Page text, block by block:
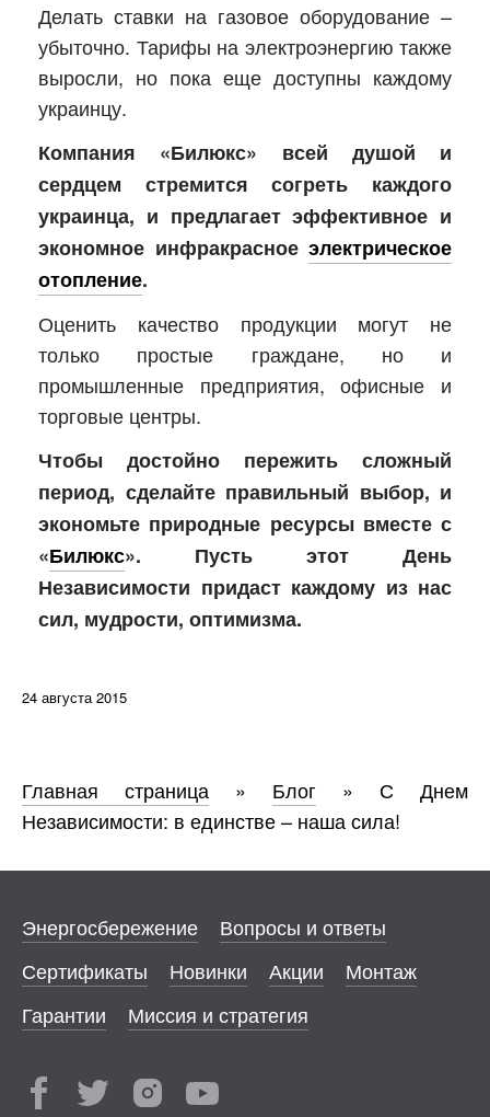
Делать ставки на газовое оборудование –
убыточно. Тарифы на электроэнергию также
выросли, но пока еще доступны каждому
украинцу.
Компания «Билюкс» всей душой и
сердцем стремится согреть каждого
украинца, и предлагает эффективное и
экономное инфракрасное электрическое
отопление.
Оценить качество продукции могут не
только простые граждане, но и
промышленные предприятия, офисные и
торговые центры.
Чтобы достойно пережить сложный
период, сделайте правильный выбор, и
экономьте природные ресурсы вместе с
«Билюкс». Пусть этот День
Независимости придаст каждому из нас
сил, мудрости, оптимизма.
24 августа 2015
Главная страница » Блог » С Днем
Независимости: в единстве – наша сила!
Энергосбережение
Вопросы и ответы
Сертификаты
Новинки Акции
Монтаж
Гарантии
Миссия и стратегия